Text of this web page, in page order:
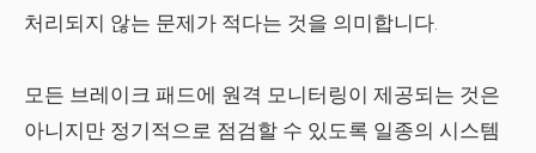
처리되지 않는 문제가 적다는 것을 의미합니다.
모든 브레이크 패드에 ​​원격 모니터링이 제공되는 것은
아니지만 정기적으로 점검할 수 있도록 일종의 시스템